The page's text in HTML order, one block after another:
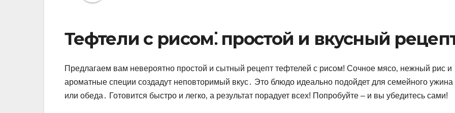
Тефтели с рисом⁚ простой и вкусный
Предлагаем вам невероятно простой и сытный рецепт тефтелей с рисом! Сочное мясо‚ нежный рис и
ароматные специи создадут неповторимый вкус․ Это блюдо идеально подойдет для семейного ужина
или обеда․ Готовится быстро и легко‚ а результат порадует всех! Попробуйте – и вы убедитесь сами!